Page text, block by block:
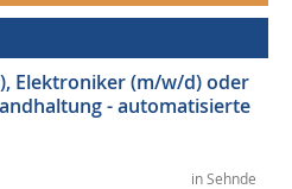
Elektroniker (m/w/d) oder
- automatisierte
in Sehnde